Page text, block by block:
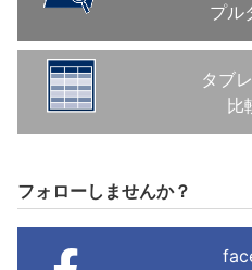
プル
タブ
比
フォローしませんか？